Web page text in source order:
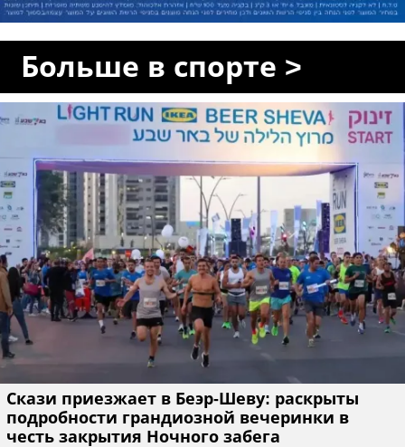
Больше в спорте >
Скази приезжает в Беэр-Шеву: раскрыты
подробности грандиозной вечеринки в
честь закрытия Ночного забега